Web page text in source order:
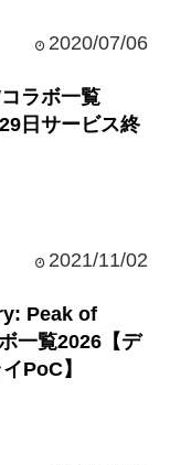
2020/07/06
ラボ一覧
日サービス終
2021/11/02
Peak of
一覧2026【デ
PoC】